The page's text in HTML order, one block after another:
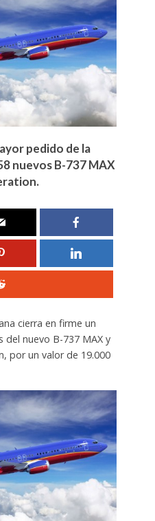
pedido de la
nuevos B-737 MAX
cierra en firme un
nuevo B-737 MAX y
por un valor de 19.000